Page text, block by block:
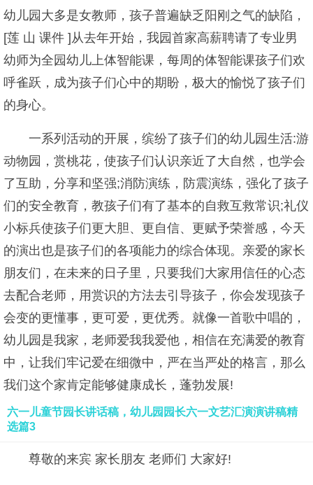
幼儿园大多是女教师，孩子普遍缺乏阳刚之气的缺陷，
[莲 山 课件 ]从去年开始，我园首家高薪聘请了专业男
幼师为全园幼儿上体智能课，每周的体智能课孩子们欢
呼雀跃，成为孩子们心中的期盼，极大的愉悦了孩子们
的身心。
一系列活动的开展，缤纷了孩子们的幼儿园生活:游
动物园，赏桃花，使孩子们认识亲近了大自然，也学会
了互助，分享和坚强;消防演练，防震演练，强化了孩子
们的安全教育，教孩子们有了基本的自救互救常识;礼仪
小标兵使孩子们更大胆、更自信、更赋予荣誉感，今天
的演出也是孩子们的各项能力的综合体现。亲爱的家长
朋友们，在未来的日子里，只要我们大家用信任的心态
去配合老师，用赏识的方法去引导孩子，你会发现孩子
会变的更懂事，更可爱，更优秀。就像一首歌中唱的，
幼儿园是我家，老师爱我我爱他，相信在充满爱的教育
中，让我们牢记爱在细微中，严在当严处的格言，那么
我们这个家肯定能够健康成长，蓬勃发展!
六一儿童节园长讲话稿，幼儿园园长六一文艺汇演演讲稿精
选篇3
尊敬的来宾 家长朋友 老师们 大家好!